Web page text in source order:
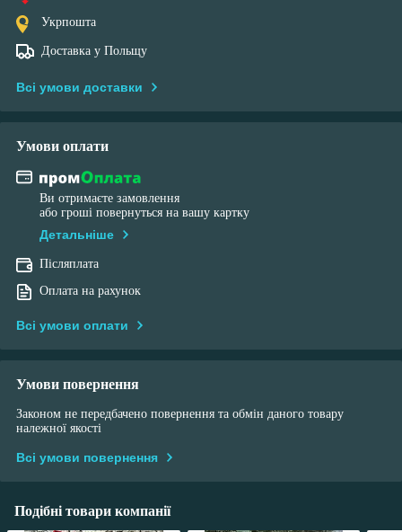
Укрпошта
Доставка у Польщу
Всі умови доставки
Умови оплати
Ви отримаєте замовлення
або гроші повернуться на вашу картку
Детальніше
Післяплата
Оплата на рахунок
Всі умови оплати
Умови повернення
Законом не передбачено повернення та обмін даного товару
належної якості
Всі умови повернення
Подібні товари компанії